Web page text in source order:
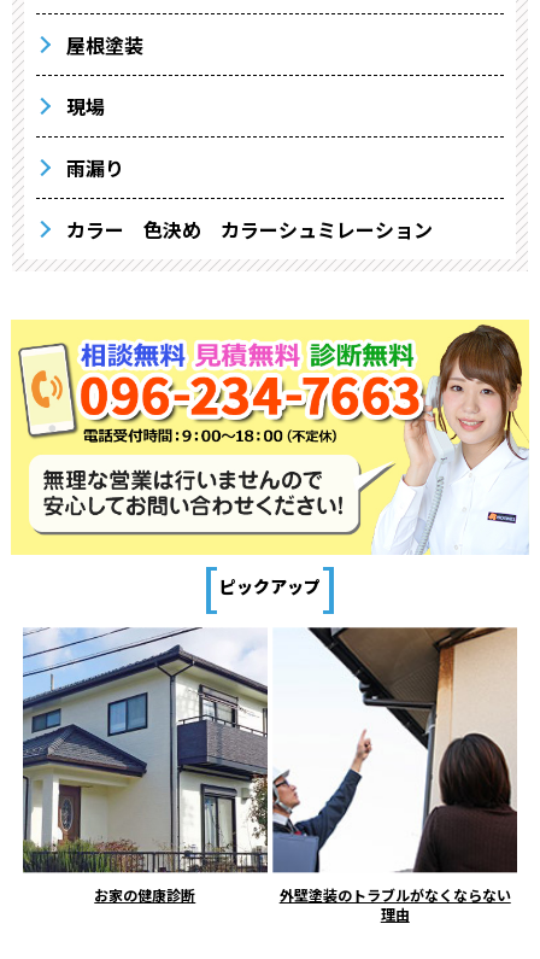
屋根塗装
現場
雨漏り
カラー 色決め カラーシュミレーション
[ピックアップ]
お家の健康診断
外壁塗装のトラブルがなくならない
理由